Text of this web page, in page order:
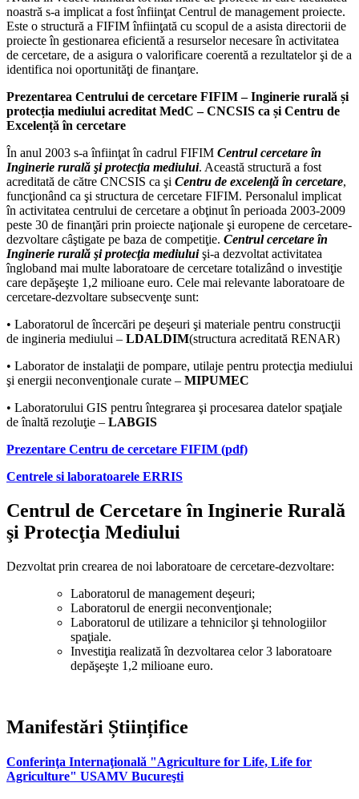
noastră s-a implicat a fost înfiinţat Centrul de management proiecte.
Este o structură a FIFIM înfiinţată cu scopul de a asista directorii de
proiecte în gestionarea eficientă a resurselor necesare în activitatea
de cercetare, de a asigura o valorificare coerentă a rezultatelor şi de a
identifica noi oportunităţi de finanţare.
Prezentarea Centrului de cercetare FIFIM – Inginerie rurală și
protecția mediului acreditat MedC– CNCSIS ca și Centru de
Excelență în cercetare
În anul 2003 s-a înfiinţat în cadrul FIFIM Centrul cercetare în
Inginerie rurală şi protecţia mediului. Această structură a fost
acreditată de către CNCSIS ca şi Centru de excelenţă în cercetare,
funcţionând ca şi structura de cercetare FIFIM. Personalul implicat
în activitatea centrului de cercetare a obţinut în perioada 2003-2009
peste 30 de finanţări prin proiecte naţionale şi europene de cercetare-
dezvoltare câştigate pe baza de competiţie. Centrul cercetare în
Inginerie rurală şi protecţia mediuluişi-a dezvoltat activitatea
îngloband mai multe laboratoare de cercetare totalizând o investiţie
care depăşeşte 1,2 milioane euro. Cele mai relevante laboratoare de
cercetare-dezvoltare subsecvenţe sunt:
• Laboratorul de încercări pe deşeuri şi materiale pentru construcţii
de ingineria mediului – LDALDIM(structura acreditată RENAR)
• Laborator de instalaţii de pompare, utilaje pentru protecţia mediului
şi energii neconvenţionale curate – MIPUMEC
• Laboratorului GIS pentru întegrarea şi procesarea datelor spaţiale
de înaltă rezoluţie – LABGIS
Prezentare Centru de cercetare FIFIM (pdf)
Centrele si laboratoarele ERRIS
Centrul de Cercetare în Inginerie Rurală
şi Protecţia Mediului
Dezvoltat prin crearea de noi laboratoare de cercetare-dezvoltare:
Laboratorul de management deşeuri;
Laboratorul de energii neconvenţionale;
Laboratorul de utilizare a tehnicilor şi tehnologiilor
spaţiale.
Investiţia realizată în dezvoltarea celor 3 laboratoare
depăşeşte 1,2 milioane euro.
Manifestări Științifice
Conferinţa Internaţională "Agriculture for Life, Life for
Agriculture" USAMV Bucureşti